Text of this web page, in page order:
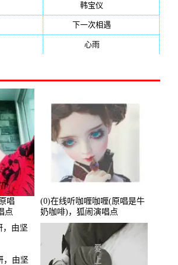
韩宝仪
下一次相遇
心雨(232)
唱
点
(0)在线听咖喱咖喱(原唱是牛
奶咖啡)，狐闹演唱点
播:287579次
，由坚